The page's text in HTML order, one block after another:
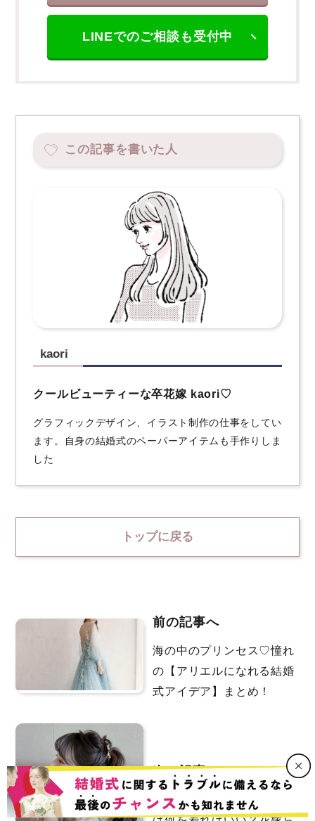
LINEでのご相談も受付中
この記事を書いた人
kaori
クールビューティーな卒花嫁 kaori♡
グラフィックデザイン、イラスト制作の仕事をしてい
ます。自身の結婚式のペーパーアイテムも手作りしま
した
トップに戻る
前の記事へ
海の中のプリンセス♡憧れ
の【アリエルになれる結婚
式アイデア】まとめ！
次の記事へ
結婚式の【二次会ドレス】